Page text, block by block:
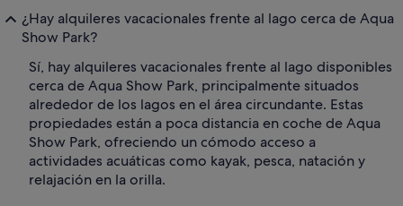
¿Hay alquileres vacacionales frente al lago cerca de Aqua
Show Park?
Sí, hay alquileres vacacionales frente al lago disponibles
cerca de Aqua Show Park, principalmente situados
alrededor de los lagos en el área circundante. Estas
propiedades están a poca distancia en coche de Aqua
Show Park, ofreciendo un cómodo acceso a
actividades acuáticas como kayak, pesca, natación y
relajación en la orilla.